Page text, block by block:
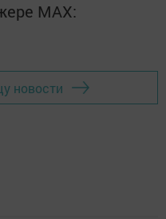
MАХ:
новости